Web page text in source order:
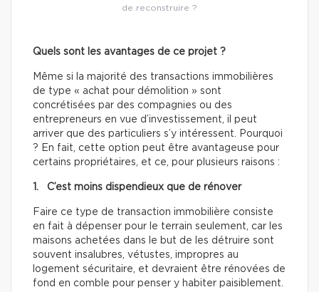
de reconstruire ?
Quels sont les avantages de ce projet ?
Même si la majorité des transactions immobilières
de type « achat pour démolition » sont
concrétisées par des compagnies ou des
entrepreneurs en vue d’investissement, il peut
arriver que des particuliers s’y intéressent. Pourquoi
? En fait, cette option peut être avantageuse pour
certains propriétaires, et ce, pour plusieurs raisons :
1. C’est moins dispendieux que de rénover
Faire ce type de transaction immobilière consiste
en fait à dépenser pour le terrain seulement, car les
maisons achetées dans le but de les détruire sont
souvent insalubres, vétustes, impropres au
logement sécuritaire, et devraient être rénovées de
fond en comble pour penser y habiter paisiblement.